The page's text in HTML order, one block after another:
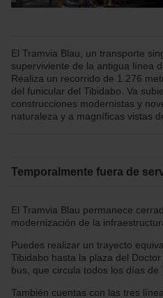
El Tramvia Blau, un transporte
superviviente de la antigua línea
Realiza un recorrido de 1.276
del funicular del Tibidabo. Va
construcciones modernistas y
naturaleza y a magníficas vistas
Temporalmente fuera de
El Tramvia Blau permanece
modernización de la
Puedes realizar un trayecto
Tibidabo hasta la plaza del
bus, que circula todos los días de
También cuentas con las tres